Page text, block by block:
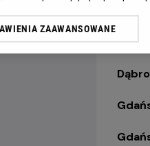
na urządzeniu lub dostęp do
i ulepszanie usług.
ZAAWANSOWANE